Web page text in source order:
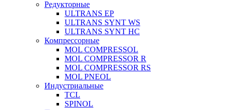
Редукторные
ULTRANS EP
ULTRANS SYNT WS
ULTRANS SYNT HC
Компрессорные
MOL COMPRESSOL
MOL COMPRESSOR R
MOL COMPRESSOR RS
MOL PNEOL
Индустриальные
TCL
SPINOL